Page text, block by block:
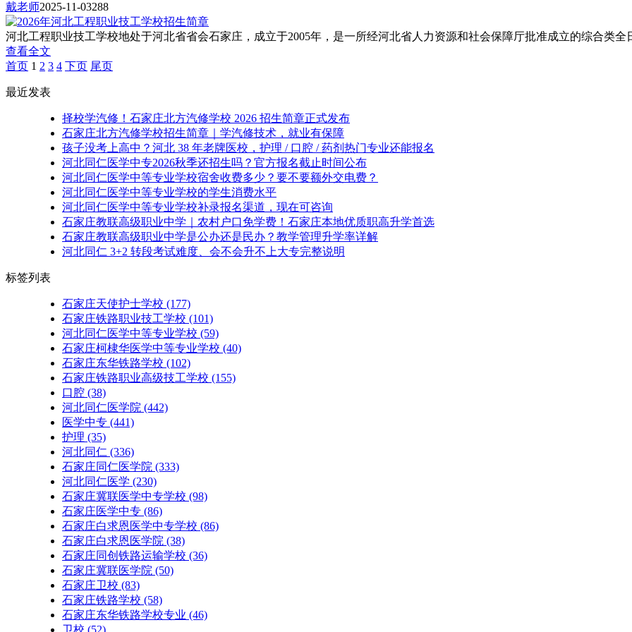
戴老师2025-11-03288
河北工程职业技工学校地处于河北省省会石家庄，成立于2005年，是一所经河北省人力资源和社会保障厅批准成立的综合类全
查看全文
首页 1 2 3 4 下页 尾页
最近发表
择校学汽修！石家庄北方汽修学校 2026 招生简章正式发布
石家庄北方汽修学校招生简章｜学汽修技术，就业有保障
孩子没考上高中？河北 38 年老牌医校，护理 / 口腔 / 药剂热门专业还能报名
河北同仁医学中专2026秋季还招生吗？官方报名截止时间公布
河北同仁医学中等专业学校宿舍收费多少？要不要额外交电费？
河北同仁医学中等专业学校的学生消费水平
河北同仁医学中等专业学校补录报名渠道，现在可咨询
石家庄教联高级职业中学｜农村户口免学费！石家庄本地优质职高升学首选
石家庄教联高级职业中学是公办还是民办？教学管理升学率详解
河北同仁 3+2 转段考试难度、会不会升不上大专完整说明
标签列表
石家庄天使护士学校 (177)
石家庄铁路职业技工学校 (101)
河北同仁医学中等专业学校 (59)
石家庄柯棣华医学中等专业学校 (40)
石家庄东华铁路学校 (102)
石家庄铁路职业高级技工学校 (155)
口腔 (38)
河北同仁医学院 (442)
医学中专 (441)
护理 (35)
河北同仁 (336)
石家庄同仁医学院 (333)
河北同仁医学 (230)
石家庄冀联医学中专学校 (98)
石家庄医学中专 (86)
石家庄白求恩医学中专学校 (86)
石家庄白求恩医学院 (38)
石家庄同创铁路运输学校 (36)
石家庄冀联医学院 (50)
石家庄卫校 (83)
石家庄铁路学校 (58)
石家庄东华铁路学校专业 (46)